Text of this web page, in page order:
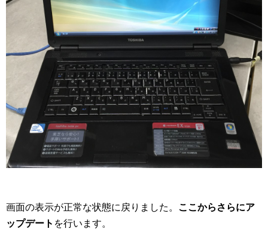
画面の表示が正常な状態に戻りました。 ここからさらにア
ップデート を行います。